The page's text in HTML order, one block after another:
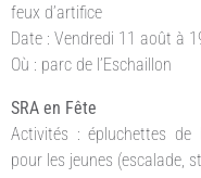
feux d’artifice
Date : Vendredi 11 août à
Où : parc de l’Eschaillon
SRA en Fête
Activités : épluchettes de
pour les jeunes (escalade,